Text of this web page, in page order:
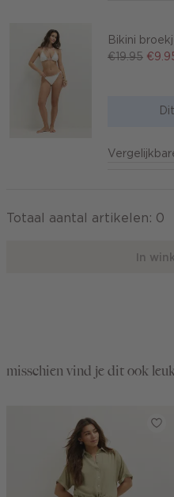
Bikini
€19.95
Totaal aantal artikelen: 0
In
misschien vind je dit ook leuk